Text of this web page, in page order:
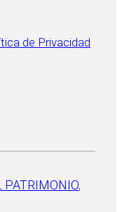
de Privacidad
PATRIMONIO